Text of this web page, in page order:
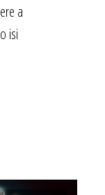
a
isi